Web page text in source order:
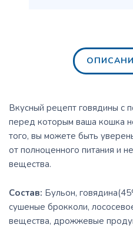
Вкусный рецепт говядины с
перед которым ваша кошка
того, вы можете быть
от полноценного питания и
вещества.
Состав: Бульон,
сушеные брокколи,
вещества, дрожжевые